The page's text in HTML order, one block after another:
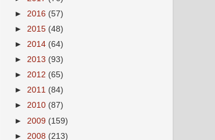
► 2016 (57)
► 2015 (48)
► 2014 (64)
► 2013 (93)
► 2012 (65)
► 2011 (84)
► 2010 (87)
► 2009 (159)
► 2008 (213)